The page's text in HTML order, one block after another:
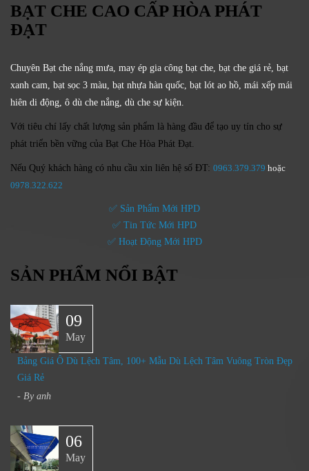
BẠT CHE CAO CẤP HÒA PHÁT
ĐẠT
Chuyên Bạt che nắng mưa, may ép gia công bạt che, bạt che giá rẻ, bạt
xanh cam, bạt sọc 3 màu, bạt nhựa hàn quốc, bạt lót ao hồ, mái xếp mái
hiên di động, ô dù che nắng, dù che sự kiện.
Với tiêu chí lấy chất lượng sản phẩm là hàng đầu để tạo uy tín cho sự
phát triển bền vững của Bạt Che Hòa Phát Đạt.
Nếu Quý khách hàng có nhu cầu xin liên hệ số ĐT: 0963.379.379 hoặc
0978.322.622
✅ Sản Phẩm Mới HPD
✅ Tin Tức Mới HPD
✅ Hoạt Động Mới HPD
SẢN PHẨM NỔI BẬT
09
May
Bảng Giá Ô Dù Lệch Tâm, 100+ Mẫu Dù Lệch Tâm Vuông Tròn Đẹp
Giá Rẻ
- By anh
06
May